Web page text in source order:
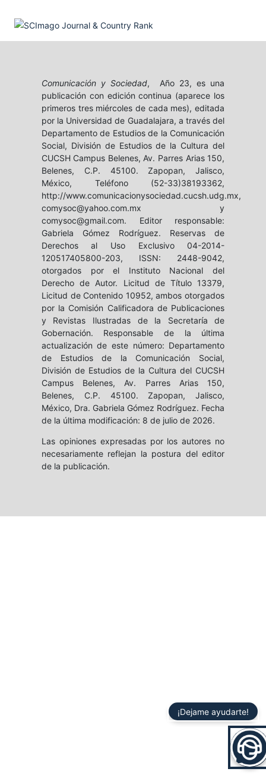
Comunicación y Sociedad, Año 23, es una
publicación con edición continua (aparece los
primeros tres miércoles de cada mes), editada
por la Universidad de Guadalajara, a través del
Departamento de Estudios de la Comunicación
Social, División de Estudios de la Cultura del
CUCSH Campus Belenes, Av. Parres Arias 150,
Belenes, C.P. 45100. Zapopan, Jalisco,
México, Teléfono (52-33)38193362,
http://www.comunicacionysociedad.cucsh.udg.mx,
comysoc@yahoo.com.mx y
comysoc@gmail.com. Editor responsable:
Gabriela Gómez Rodríguez. Reservas de
Derechos al Uso Exclusivo 04-2014-
120517405800-203, ISSN: 2448-9042,
otorgados por el Instituto Nacional del
Derecho de Autor. Licitud de Título 13379,
Licitud de Contenido 10952, ambos otorgados
por la Comisión Calificadora de Publicaciones
y Revistas Ilustradas de la Secretaría de
Gobernación. Responsable de la última
actualización de este número: Departamento
de Estudios de la Comunicación Social,
División de Estudios de la Cultura del CUCSH
Campus Belenes, Av. Parres Arias 150,
Belenes, C.P. 45100. Zapopan, Jalisco,
México, Dra. Gabriela Gómez Rodríguez. Fecha
de la última modificación: 8 de julio de 2026.
Las opiniones expresadas por los autores no
necesariamente reflejan la postura del editor
de la publicación.
¡Dejame ayudarte!